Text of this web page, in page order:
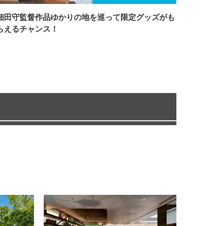
田守監督作品ゆかりの地を巡って限定グッズがも
えるチャンス！